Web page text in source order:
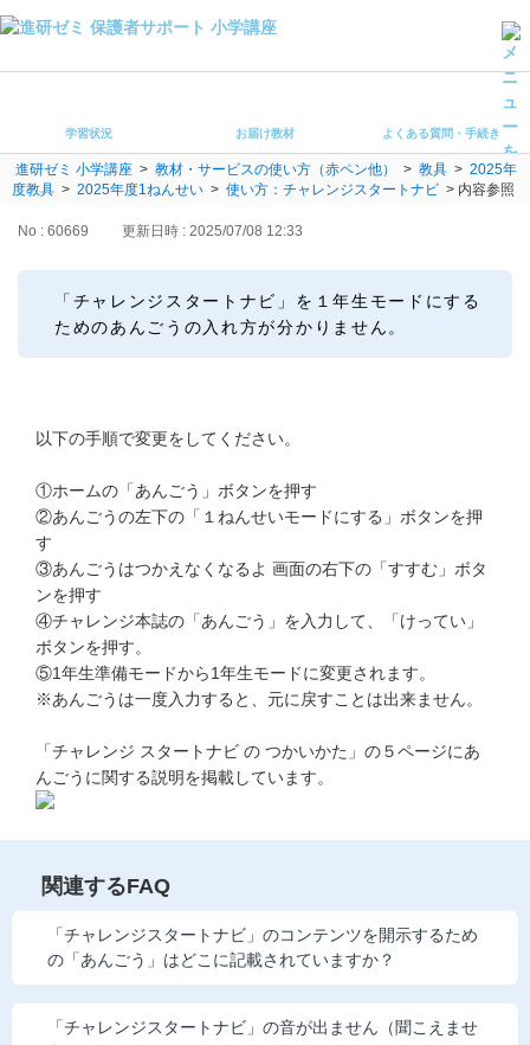
よくある質問・手続き
保護者サポート小学講座 トップ
登録情報の変更・各種お手続き
お客様サポート(手続き・照会)
カテゴリーから探す
お問い合わせ窓口
他の講座のよくある質問・手続きはこちら
こどもちゃれんじ
進研ゼミ 中学講座
進研ゼミ 中学講座 中高一貫
進研ゼミ 高校講座
進研ゼミ小学講座のご紹介はこちら
会員サイト(お子様用)はこちら
学習状況 お届け教材 よくある質問・手続き
進研ゼミ 小学講座 > 教材・サービスの使い方（赤ペン他） > 教具 > 2025年
度教具 > 2025年度1ねんせい > 使い方：チャレンジスタートナビ > 内容参照
No : 60669 更新日時 : 2025/07/08 12:33
「チャレンジスタートナビ」を１年生モードにする
ためのあんごうの入れ方が分かりません。
以下の手順で変更をしてください。
①ホームの「あんごう」ボタンを押す
②あんごうの左下の「１ねんせいモードにする」ボタンを押
す
③あんごうはつかえなくなるよ 画面の右下の「すすむ」ボタ
ンを押す
④チャレンジ本誌の「あんごう」を入力して、「けってい」
ボタンを押す。
⑤1年生準備モードから1年生モードに変更されます。
※あんごうは一度入力すると、元に戻すことは出来ません。
「チャレンジ スタートナビ の つかいかた」の５ページにあ
んごうに関する説明を掲載しています。
関連するFAQ
「チャレンジスタートナビ」のコンテンツを開示するため
の「あんごう」はどこに記載されていますか？
「チャレンジスタートナビ」の音が出ません（聞こえませ